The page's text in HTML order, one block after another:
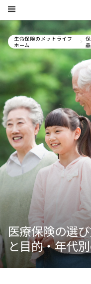
Skip Navigation
生命保険のメットライフ
ホーム
医療保険の選
と目的・年代